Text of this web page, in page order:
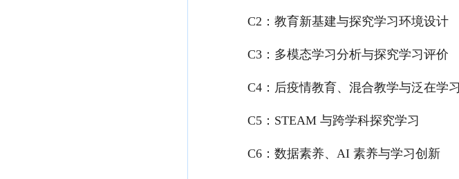
C2：教育新基建与探究学习环境设计
C3：多模态学习分析与探究学习评价
C4：后疫情教育、混合教学与泛在学习
C5：STEAM 与跨学科探究学习
C6：数据素养、AI 素养与学习创新